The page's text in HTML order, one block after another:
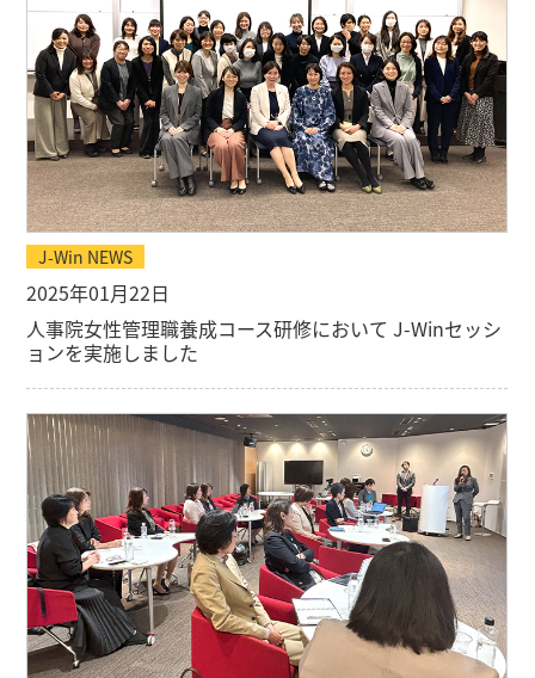
J-Win NEWS
2025年01月22日
人事院女性管理職養成コース研修において J-Winセッシ
ョンを実施しました